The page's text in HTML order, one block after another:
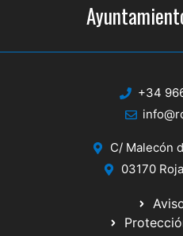
+34
C/ Malecón
03170